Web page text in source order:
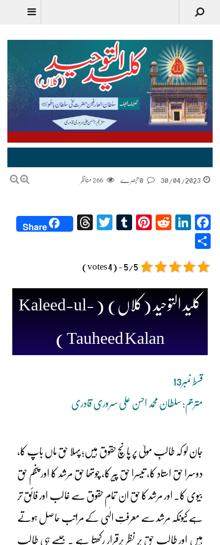
30/04/2023
266 مناظر
Facebook
LinkedIn
Reddit
Pinterest
Tumblr
Twitter
Threads
Share
5/5 - (4 votes)
کلید التوحید (کلاں) ( Kaleed-ul-
Tauheed Kalan )
قسط نمبر13
مترجم: سلطان محمد احسن علی سروری قادری
جان لو کہ طالبِ مولیٰ پر پانچ حقوق ہیں؛ پہلا حق ماں باپ کا،
دوسرا حق استاد کا، تیسرا حق پیر کا، چوتھا حق مرشد کا اور پنجم حق
بیوی کا۔ اور مرشد کا حق ان تمام حقوق سے غالب اور فائق تر
ہے کیونکہ مرشد سے معرفتِ الٰہی کے مراتب حاصل ہوتے
ہیں اور طالب حق پر نظر برقرار رکھتا ہے ۔ جیسے ہی طالب